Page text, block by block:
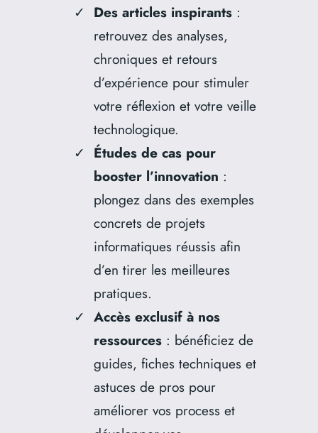
Des articles inspirants:
retrouvez des analyses,
chroniques et retours
d’expérience pour stimuler
votre réflexion et votre veille
technologique.
Études de cas pour
booster l’innovation :
plongez dans des exemples
concrets de projets
informatiques réussis afin
d’en tirer les meilleures
pratiques.
Accès exclusif à nos
ressources: bénéficiez de
guides, fiches techniques et
astuces de pros pour
améliorer vos process et